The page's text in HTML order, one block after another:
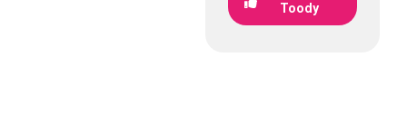
Toody